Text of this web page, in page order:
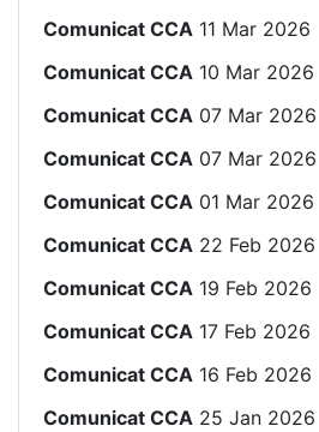
Comunicat CCA 11 Mar 2026
Comunicat CCA 10 Mar 2026
Comunicat CCA 07 Mar 2026
Comunicat CCA 07 Mar 2026
Comunicat CCA 01 Mar 2026
Comunicat CCA 22 Feb 2026
Comunicat CCA 19 Feb 2026
Comunicat CCA 17 Feb 2026
Comunicat CCA 16 Feb 2026
Comunicat CCA 25 Jan 2026